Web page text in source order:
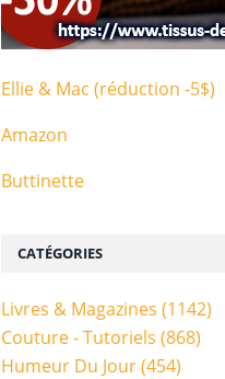
CATÉGORIES
Livres & Magazines (1142)
Couture - Tutoriels (868)
Humeur Du Jour(454)
Ellie & Mac (réduction -5$)
Amazon
Buttinette